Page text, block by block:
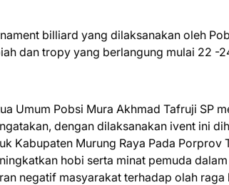
billiard yang dilaksanakan oleh
dan tropy yang berlangung mulai 22 -
Umum Pobsi Mura Akhmad Tafruji SP
dengan dilaksanakan ivent ini
Kabupaten Murung Raya Pada Porprov
hobi serta minat pemuda
negatif masyarakat terhadap olah raga